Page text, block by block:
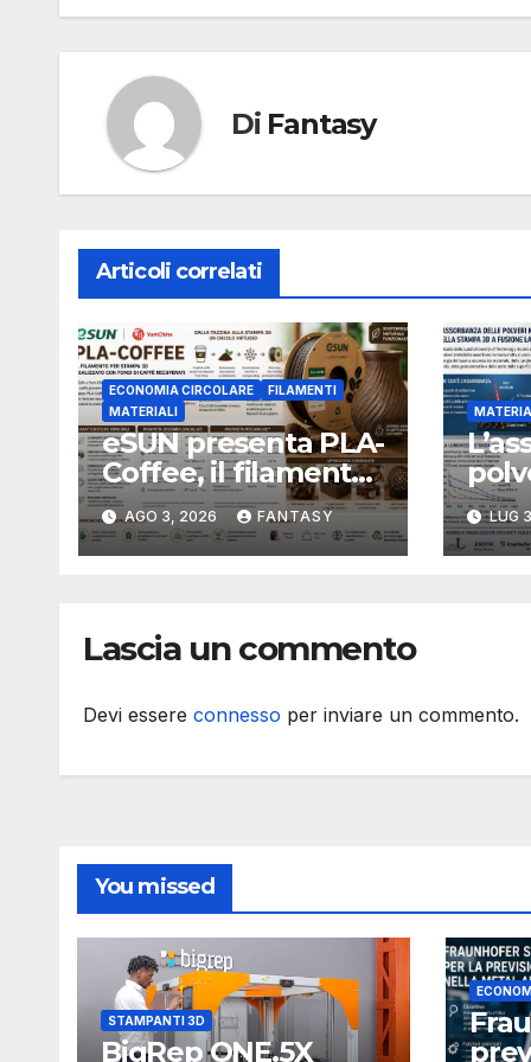
Di Fantasy
Articoli correlati
ECONOMIA CIRCOLARE
FILAMENTI
MATERIALI
eSUN presenta PLA-
Coffee, il filamento
per stampa 3D
sviluppato con
fondi di caffè
AGO 3, 2026 FANTASY LUG
Lascia un commento
Devi essere connesso per inviare un commento.
You missed
STAMPANTI 3D
BigRep ONE.5X